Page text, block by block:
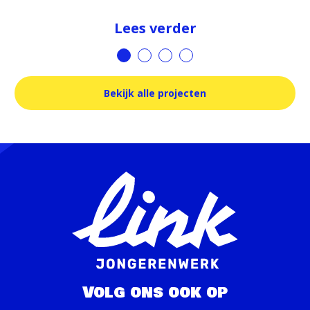
Lees verder
Bekijk alle projecten
Volg ons ook op